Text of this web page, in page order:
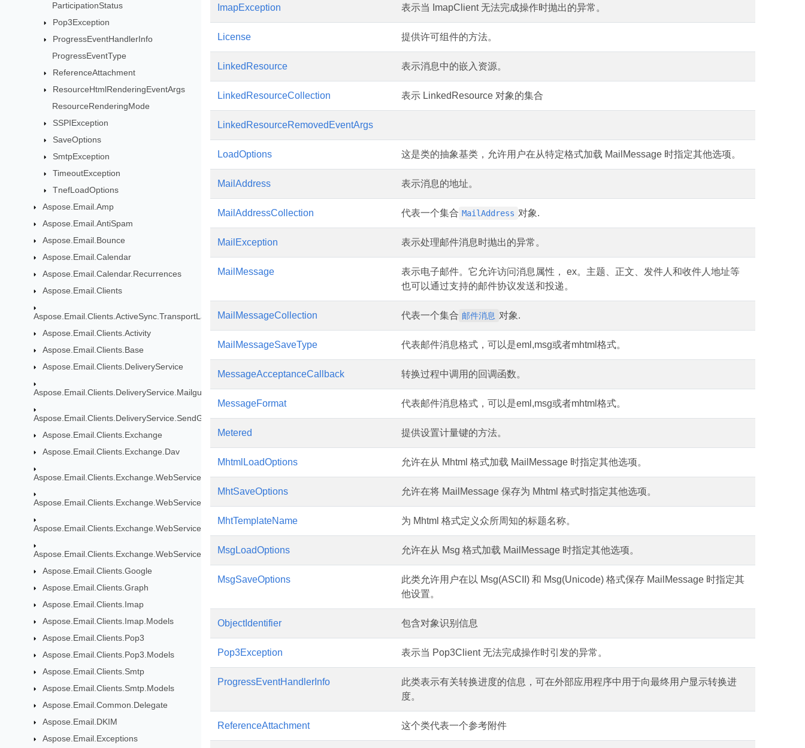
ParticipationStatus
Pop3Exception
ProgressEventHandlerInfo
ProgressEventType
ReferenceAttachment
ResourceHtmlRenderingEventArgs
ResourceRenderingMode
SSPIException
SaveOptions
SmtpException
TimeoutException
TnefLoadOptions
Aspose.Email.Amp
Aspose.Email.AntiSpam
Aspose.Email.Bounce
Aspose.Email.Calendar
Aspose.Email.Calendar.Recurrences
Aspose.Email.Clients
Aspose.Email.Clients.ActiveSync.TransportLayer
Aspose.Email.Clients.Activity
Aspose.Email.Clients.Base
Aspose.Email.Clients.DeliveryService
Aspose.Email.Clients.DeliveryService.Mailgun
Aspose.Email.Clients.DeliveryService.SendGrid
Aspose.Email.Clients.Exchange
Aspose.Email.Clients.Exchange.Dav
Aspose.Email.Clients.Exchange.WebService
Aspose.Email.Clients.Exchange.WebService.Exceptions
Aspose.Email.Clients.Exchange.WebService.Models
Aspose.Email.Clients.Exchange.WebService.Schema_2016
Aspose.Email.Clients.Google
Aspose.Email.Clients.Graph
Aspose.Email.Clients.Imap
Aspose.Email.Clients.Imap.Models
Aspose.Email.Clients.Pop3
Aspose.Email.Clients.Pop3.Models
Aspose.Email.Clients.Smtp
Aspose.Email.Clients.Smtp.Models
Aspose.Email.Common.Delegate
Aspose.Email.DKIM
Aspose.Email.Exceptions
ImapException 表示当 ImapClient 无法完成操作时抛出的异常。
License 提供许可组件的方法。
LinkedResource 表示消息中的嵌入资源。
LinkedResourceCollection 表示 LinkedResource 对象的集合
LinkedResourceRemovedEventArgs
LoadOptions 这是类的抽象基类，允许用户在从特定格式加载 MailMessage 时指定其他选项。
MailAddress 表示消息的地址。
MailAddressCollection 代表一个集合 MailAddress 对象.
MailException 表示处理邮件消息时抛出的异常。
MailMessage
表示电子邮件。它允许访问消息属性， ex。主题、正文、发件人和收件人地址等
也可以通过支持的邮件协议发送和投递。
MailMessageCollection 代表一个集合 邮件消息 对象.
MailMessageSaveType 代表邮件消息格式，可以是eml,msg或者mhtml格式。
MessageAcceptanceCallback 转换过程中调用的回调函数。
MessageFormat 代表邮件消息格式，可以是eml,msg或者mhtml格式。
Metered 提供设置计量键的方法。
MhtmlLoadOptions 允许在从 Mhtml 格式加载 MailMessage 时指定其他选项。
MhtSaveOptions 允许在将 MailMessage 保存为 Mhtml 格式时指定其他选项。
MhtTemplateName 为 Mhtml 格式定义众所周知的标题名称。
MsgLoadOptions 允许在从 Msg 格式加载 MailMessage 时指定其他选项。
MsgSaveOptions
此类允许用户在以 Msg(ASCII) 和 Msg(Unicode) 格式保存 MailMessage 时指定其
他设置。
ObjectIdentifier 包含对象识别信息
Pop3Exception 表示当 Pop3Client 无法完成操作时引发的异常。
ProgressEventHandlerInfo
此类表示有关转换进度的信息，可在外部应用程序中用于向最终用户显示转换进
度。
ReferenceAttachment 这个类代表一个参考附件